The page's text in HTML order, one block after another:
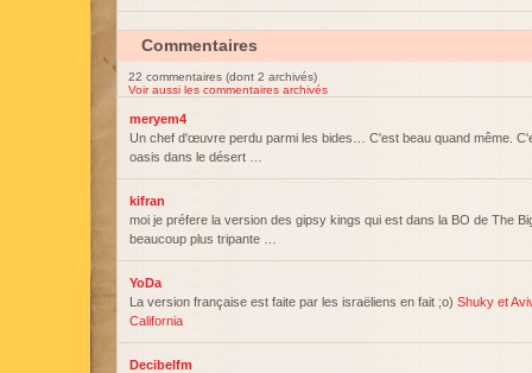
Commentaires
22 commentaires (dont 2 archivés)
Voir aussi les commentaires archivés
meryem4
Un chef d'œuvre perdu parmi les bides… C'est beau quand même.
oasis dans le désert …
kifran
moi je préfere la version des gipsy kings qui est dans la BO de The
beaucoup plus tripante …
YoDa
La version française est faite par les israëliens en fait ;o) Shuky et
California
Decibelfm